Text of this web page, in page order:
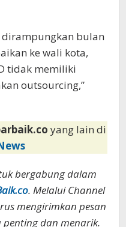
dirampungkan bulan
ke wali kota,
tidak memiliki
outsourcing,”
yang lain di
bergabung dalam
. Melalui Channel
mengirimkan pesan
dan menarik.